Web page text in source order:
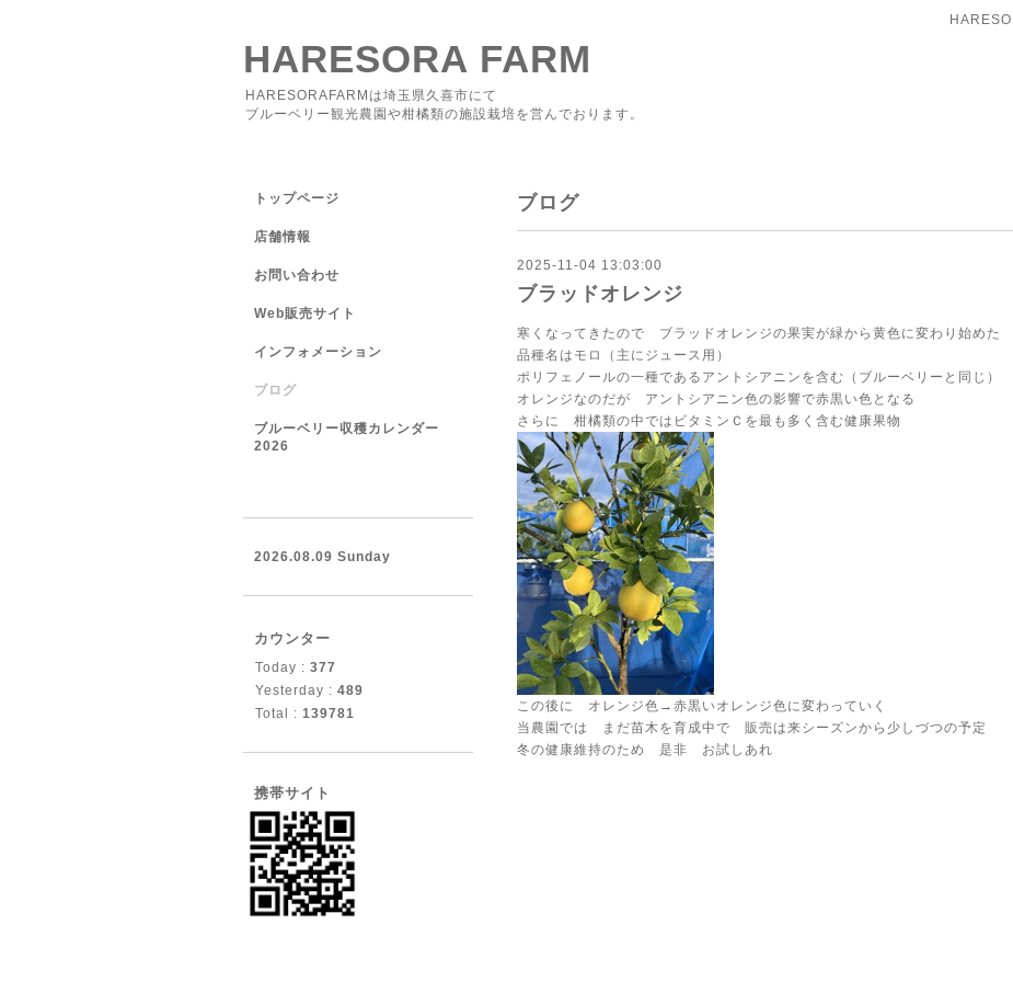
HARESORA FARM
HARESORAFARMは埼玉県久喜市にて
ブルーベリー観光農園や柑橘類の施設栽培を営んでおります。
ブログ
2025-11-04 13:03:00
ブラッドオレンジ
寒くなってきたので ブラッドオレンジの果実が緑から黄色に変わり始めた
品種名はモロ（主にジュース用）
ポリフェノールの一種であるアントシアニンを含む（ブルーベリーと同じ）
オレンジなのだが アントシアニン色の影響で赤黒い色となる
さらに 柑橘類の中ではビタミンＣを最も多く含む健康果物
この後に オレンジ色→赤黒いオレンジ色に変わっていく
当農園では まだ苗木を育成中で 販売は来シーズンから少しづつの予定
冬の健康維持のため 是非 お試しあれ
トップページ
店舗情報
お問い合わせ
Web販売サイト
インフォメーション
ブログ
ブルーベリー収穫カレンダー
2026
2026.08.09 Sunday
カウンター
Today : 377
Yesterday : 489
Total : 139781
携帯サイト